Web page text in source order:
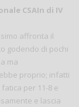
CSAIn di IV
affronta il
godendo di pochi
ma
proprio; infatti
per 11-8 e
e lascia